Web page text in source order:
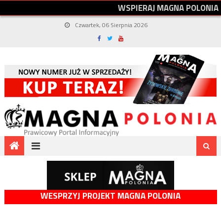
WSPIERAJMAGNAPOLONIA
Czwartek, 06 Sierpnia 2026
WESPRZYJ PROJEKT MAGNA POLONIA